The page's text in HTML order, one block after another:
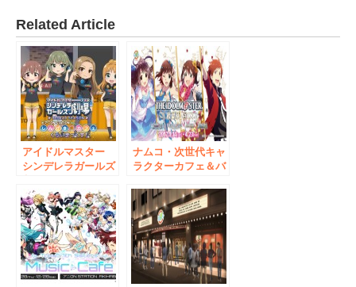
Related Article
アイドルマスター
シンデレラガールズ
SEASON × アニON
STATION しんげき
カフェ くらいまっ
くす！ トークショ
ーのほか、初のDJイ
ベントを開催！
ナムコ・次世代キャ
ラクターカフェ＆バ
ー4作品が秋葉原ジ
ャック 「アイドル
マスター秋葉原
J@CK」開催！
2017年1月14日
（土）～2017年4月
23日（日）